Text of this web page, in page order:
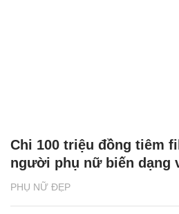
PHỤ NỮ ĐẸP
Chi 100 triệu đồng tiêm
người phụ nữ biến dạng